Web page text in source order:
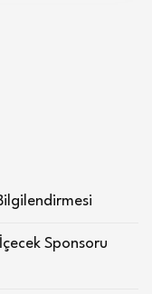
Sponsoru